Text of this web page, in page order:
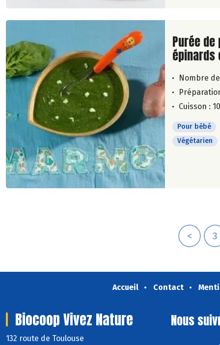
Lire la
Purée
Nombre
Cuisson :
Pour bébé
Végétarien
< 3
Accueil Contact
Biocoop Vivez Nature
132 route de Toulouse
Nous